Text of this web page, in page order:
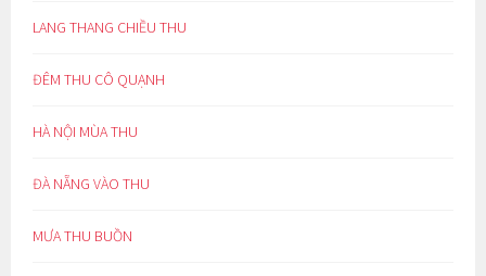
LANG THANG CHIỀU THU
ĐÊM THU CÔ QUẠNH
HÀ NỘI MÙA THU
ĐÀ NẴNG VÀO THU
MƯA THU BUỒN